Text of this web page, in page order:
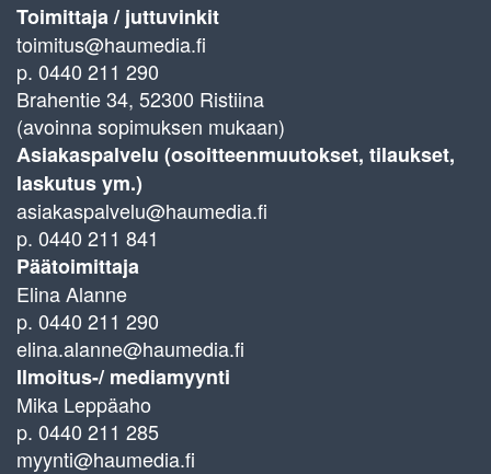
Toimittaja / juttuvinkit
toimitus@haumedia.fi
p. 0440 211 290
Brahentie 34, 52300 Ristiina
(avoinna sopimuksen mukaan)
Asiakaspalvelu (osoitteenmuutokset, tilaukset,
laskutus ym.)
asiakaspalvelu@haumedia.fi
p. 0440 211 841
Päätoimittaja
Elina Alanne
p. 0440 211 290
elina.alanne@haumedia.fi
Ilmoitus-/ mediamyynti
Mika Leppäaho
p. 0440 211 285
myynti@haumedia.fi